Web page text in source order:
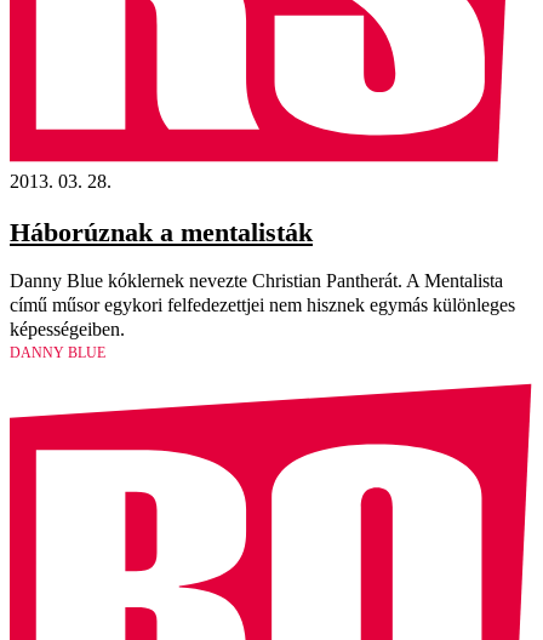
2013. 03. 28.
Háborúznak a mentalisták
Danny Blue kóklernek nevezte Christian Pantherát. A Mentalista
című műsor egykori felfedezettjei nem hisznek egymás különleges
képességeiben.
DANNY BLUE